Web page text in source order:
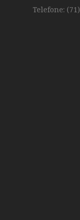
Telefone: